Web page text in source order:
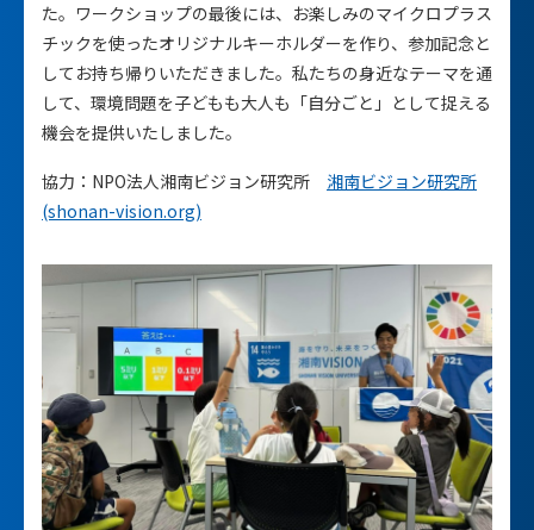
た。ワークショップの最後には、お楽しみのマイクロプラス
チックを使ったオリジナルキーホルダーを作り、参加記念と
してお持ち帰りいただきました。私たちの身近なテーマを通
して、環境問題を子どもも大人も「自分ごと」として捉える
機会を提供いたしました。
協力：NPO法人湘南ビジョン研究所 湘南ビジョン研究所
(shonan-vision.org)